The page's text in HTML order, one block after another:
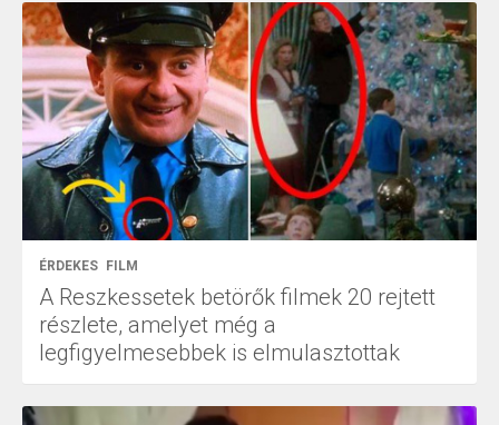
ÉRDEKES FILM
A Reszkessetek betörők filmek 20 rejtett
részlete, amelyet még a
legfigyelmesebbek is elmulasztottak